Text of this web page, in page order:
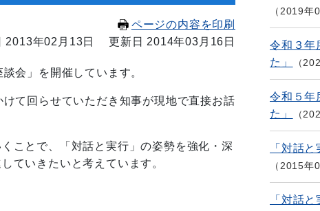
ページの内容を印刷
2013年02月13日
更新日 2014年03月16日
会」を開催しています。
て回らせていただき知事が現地で直接お話
ことで、「対話と実行」の姿勢を強化・深
ていきたいと考えています。
2019年
令和３年
た」
令和５年
た」
「対話
2015年
「対話